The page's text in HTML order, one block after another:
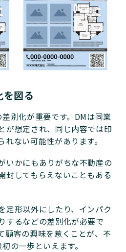
図る
別化が重要です。DMは同業
が想定され、同じ内容では印
ない可能性があります。
いかにもありがちな不動産の
封してもらえないこともある
定形以外にしたり、インパク
するなどの差別化が必要で
顧客の興味を惹くことが、不
の一歩といえます。